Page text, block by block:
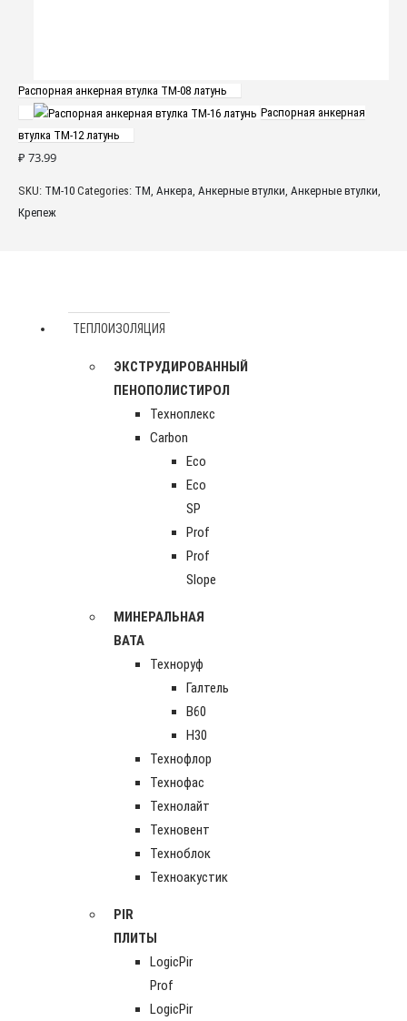
Распорная анкерная втулка TM-08 латунь
Распорная анкерная
втулка TM-12 латунь
₽ 73.99
SKU: TM-10 Categories: TM, Анкера, Анкерные втулки, Анкерные втулки,
Крепеж
ТЕПЛОИЗОЛЯЦИЯ
ЭКСТРУДИРОВАННЫЙ
ПЕНОПОЛИСТИРОЛ
Техноплекс
Carbon
Eco
Eco
SP
Prof
Prof
Slope
МИНЕРАЛЬНАЯ
ВАТА
Техноруф
Галтель
В60
Н30
Технофлор
Технофас
Технолайт
Техновент
Техноблок
Техноакустик
PIR
ПЛИТЫ
LogicPir
Prof
LogicPir